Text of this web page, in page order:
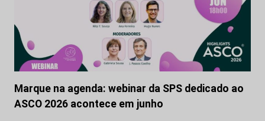
Marque na agenda: webinar da SPS dedicado ao
ASCO 2026 acontece em junho